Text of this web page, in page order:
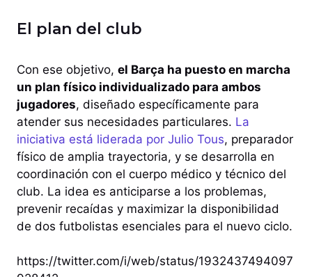
El plan del club
Con ese objetivo, el Barça ha puesto en marcha
un plan físico individualizado para ambos
jugadores, diseñado específicamente para
atender sus necesidades particulares. La
iniciativa está liderada por Julio Tous, preparador
físico de amplia trayectoria, y se desarrolla en
coordinación con el cuerpo médico y técnico del
club. La idea es anticiparse a los problemas,
prevenir recaídas y maximizar la disponibilidad
de dos futbolistas esenciales para el nuevo ciclo.
https://twitter.com/i/web/status/1932437494097